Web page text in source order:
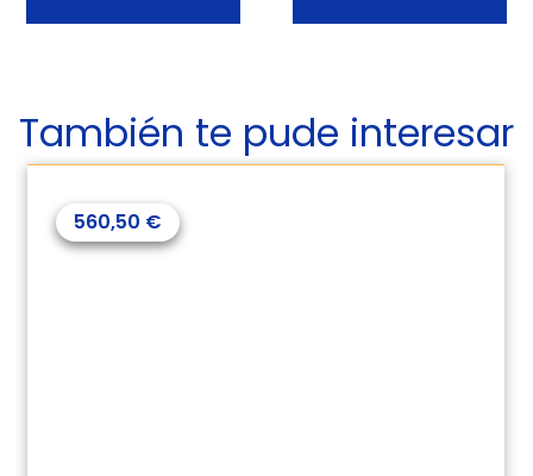
También te pude interesar
560,50 €